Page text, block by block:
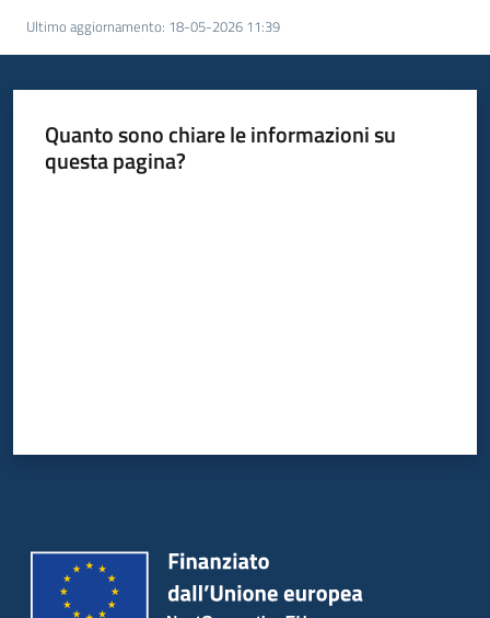
Ultimo aggiornamento: 18-05-2026 11:39
Quanto sono chiare le informazioni su
questa pagina?